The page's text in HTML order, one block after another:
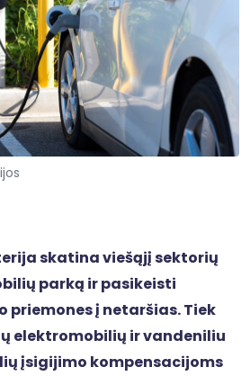
skatina viešąjį sektorių
parką ir pasikeisti
į netaršias. Tiek
elektromobilių ir vandeniliu
įsigijimo kompensacijoms